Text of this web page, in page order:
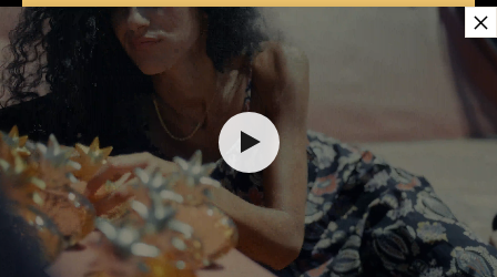
26,00 €
AJOUTER AU PANIER
LIVRAISON: FR LANGUE:
ÉLU MEILLEUR SITE DE COMMERCE
en ligne 2025 par le magazine Capital
×